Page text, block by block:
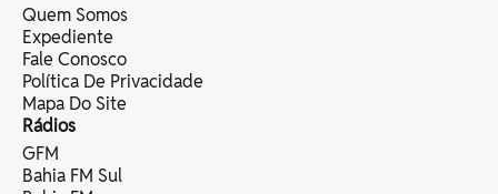
Quem Somos
Expediente
Fale Conosco
Política De Privacidade
Mapa Do Site
Rádios
GFM
Bahia FM Sul